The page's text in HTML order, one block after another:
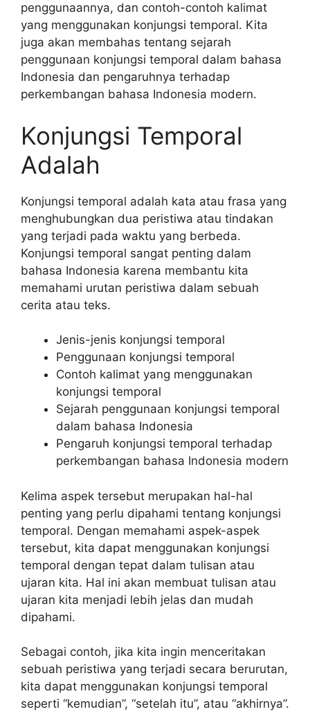
penggunaannya, dan contoh-contoh kalimat
yang menggunakan konjungsi temporal. Kita
juga akan membahas tentang sejarah
penggunaan konjungsi temporal dalam bahasa
Indonesia dan pengaruhnya terhadap
perkembangan bahasa Indonesia modern.
Konjungsi Temporal
Adalah
Konjungsi temporal adalah kata atau frasa yang
menghubungkan dua peristiwa atau tindakan
yang terjadi pada waktu yang berbeda.
Konjungsi temporal sangat penting dalam
bahasa Indonesia karena membantu kita
memahami urutan peristiwa dalam sebuah
cerita atau teks.
Jenis-jenis konjungsi temporal
Penggunaan konjungsi temporal
Contoh kalimat yang menggunakan
konjungsi temporal
Sejarah penggunaan konjungsi temporal
dalam bahasa Indonesia
Pengaruh konjungsi temporal terhadap
perkembangan bahasa Indonesia modern
Kelima aspek tersebut merupakan hal-hal
penting yang perlu dipahami tentang konjungsi
temporal. Dengan memahami aspek-aspek
tersebut, kita dapat menggunakan konjungsi
temporal dengan tepat dalam tulisan atau
ujaran kita. Hal ini akan membuat tulisan atau
ujaran kita menjadi lebih jelas dan mudah
dipahami.
Sebagai contoh, jika kita ingin menceritakan
sebuah peristiwa yang terjadi secara berurutan,
kita dapat menggunakan konjungsi temporal
seperti “kemudian”, “setelah itu”, atau “akhirnya”.